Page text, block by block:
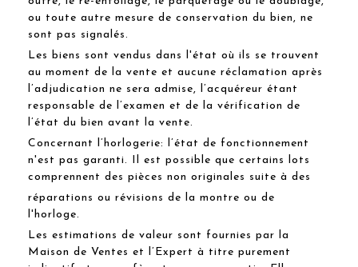
ou toute autre mesure de conservation du bien, ne
sont pas signalés.
Les biens sont vendus dans l'état où ils se trouvent
au moment de la vente et aucune réclamation après
l’adjudication ne sera admise, l’acquéreur étant
responsable de l’examen et de la vérification de
l’état du bien avant la vente.
Concernant l’horlogerie: l’état de fonctionnement
n'est pas garanti. Il est possible que certains lots
comprennent des pièces non originales suite à des
réparations ou révisions de la montre ou de
l'horloge.
Les estimations de valeur sont fournies par la
Maison de Ventes et l’Expert à titre purement